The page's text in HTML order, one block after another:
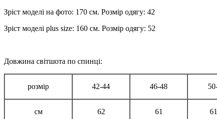
Зріст моделі на фото: 170 см. Розмір одягу: 42
Зріст моделі plus size: 160 см. Розмір одягу: 52
Довжина світшота по спинці:
розмір 42-44 46-48
см 62 61